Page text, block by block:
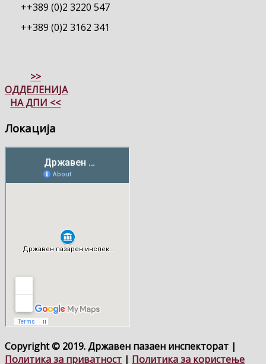
++389 (0)2 3220 547
++389 (0)2 3162 341
>>
ОДДЕЛЕНИЈА
НА ДПИ <<
Локација
Copyright © 2019. Државен пазаен инспекторат |
Политика за приватност | Политика за користење